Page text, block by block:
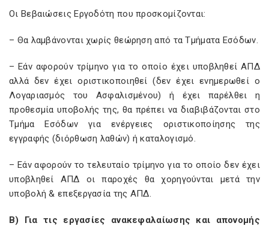
Οι Βεβαιώσεις Εργοδότη που προσκομίζονται:
– Θα λαμβάνονται χωρίς θεώρηση από τα Τμήματα Εσόδων.
– Εάν αφορούν τρίμηνο για το οποίο έχει υποβληθεί ΑΠΔ
αλλά δεν έχει οριστικοποιηθεί (δεν έχει ενημερωθεί ο
Λογαριασμός του Ασφαλισμένου) ή έχει παρέλθει η
προθεσμία υποβολής της, θα πρέπει να διαβιβάζονται στο
Τμήμα Εσόδων για ενέργειες οριστικοποίησης της
εγγραφής (διόρθωση λαθών) ή καταλογισμό.
– Εάν αφορούν το τελευταίο τρίμηνο για το οποίο δεν έχει
υποβληθεί ΑΠΔ οι παροχές θα χορηγούνται μετά την
υποβολή & επεξεργασία της ΑΠΔ.
Β) Για τις εργασίες ανακεφαλαίωσης και απονομής